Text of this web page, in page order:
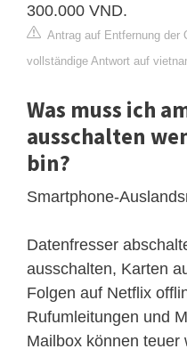
300.000 VND.
Antrag auf Entfernung der
vollständige Antwort auf
Was muss ich
ausschalten
bin?
Smartphone-
Datenfresser
ausschalten, Karten
Folgen auf Netflix
Rufumleitungen und
Mailbox können teuer